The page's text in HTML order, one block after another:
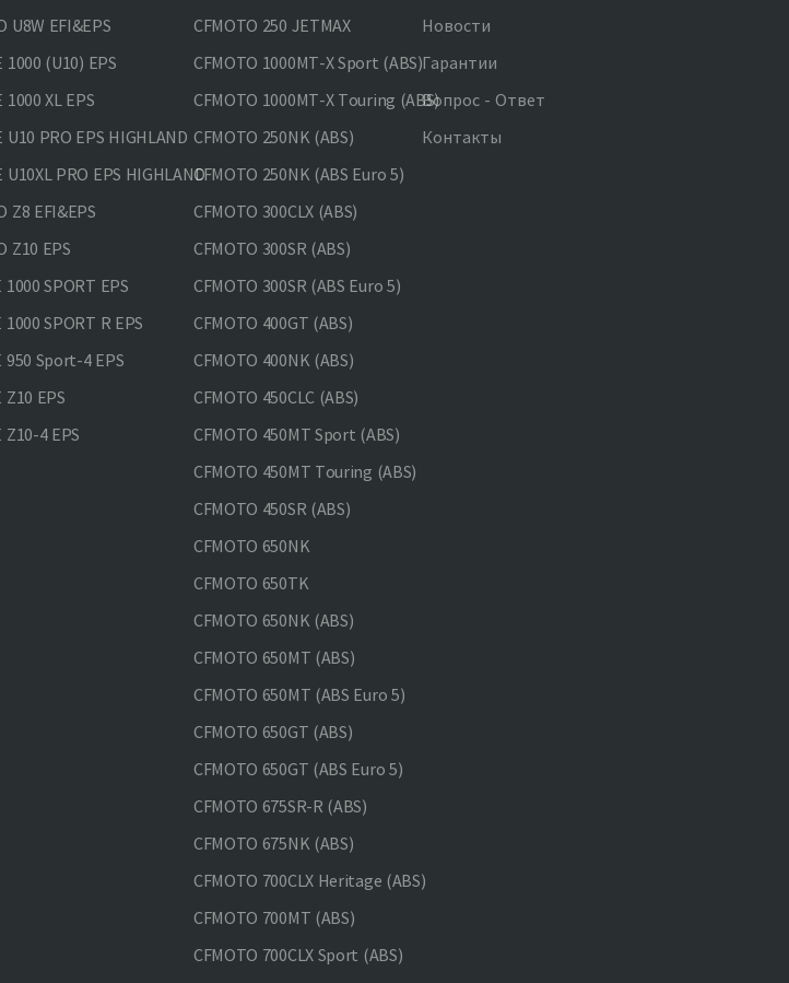
U8W EFI&EPS
1000 (U10) EPS
1000 XL EPS
U10 PRO EPS HIGHLAND
U10XL PRO EPS HIGHLAND
Z8 EFI&EPS
Z10 EPS
1000 SPORT EPS
1000 SPORT R EPS
950 Sport-4 EPS
Z10 EPS
Z10-4 EPS
CFMOTO 250 JETMAX
CFMOTO 1000MT-X Sport (ABS)
CFMOTO 1000MT-X Touring (ABS)
CFMOTO 250NK (ABS)
CFMOTO 250NK (ABS Euro 5)
CFMOTO 300CLX (ABS)
CFMOTO 300SR (ABS)
CFMOTO 300SR (ABS Euro 5)
CFMOTO 400GT (ABS)
CFMOTO 400NK (ABS)
CFMOTO 450CLC (ABS)
CFMOTO 450MT Sport (ABS)
CFMOTO 450MT Touring (ABS)
CFMOTO 450SR (ABS)
CFMOTO 650NK
CFMOTO 650TK
CFMOTO 650NK (ABS)
CFMOTO 650MT (ABS)
CFMOTO 650MT (ABS Euro 5)
CFMOTO 650GT (ABS)
CFMOTO 650GT (ABS Euro 5)
CFMOTO 675SR-R (ABS)
CFMOTO 675NK (ABS)
CFMOTO 700CLX Heritage (ABS)
CFMOTO 700MT (ABS)
CFMOTO 700CLX Sport (ABS)
Новости
Гарантии
Вопрос - Ответ
Контакты